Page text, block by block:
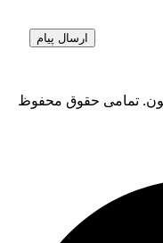
تمامی حقوق محفوظ